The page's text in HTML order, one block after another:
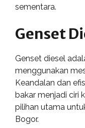
sementara.
Genset
Genset diesel
menggunakan
Keandalan dan
bakar menjadi ciri
pilihan utama
Bogor.